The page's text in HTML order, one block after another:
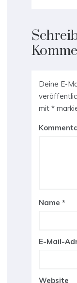
Deine E-
mit *
Name *
E-Mail-
Website